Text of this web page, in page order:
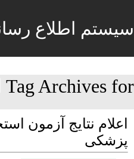
سیستم اطلاع
Tag Archives for اعلام علوم
اعلام نتایج آزمون
پزشکی